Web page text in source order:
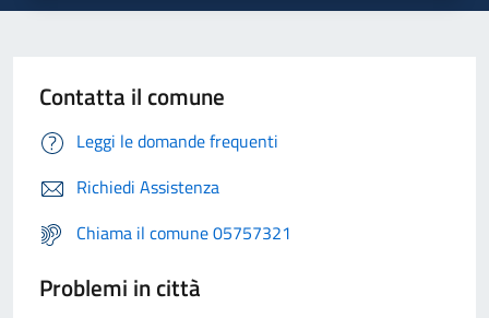
Contatta il comune
Leggi le domande frequenti
Richiedi Assistenza
Chiama il comune 05757321
Problemi in città